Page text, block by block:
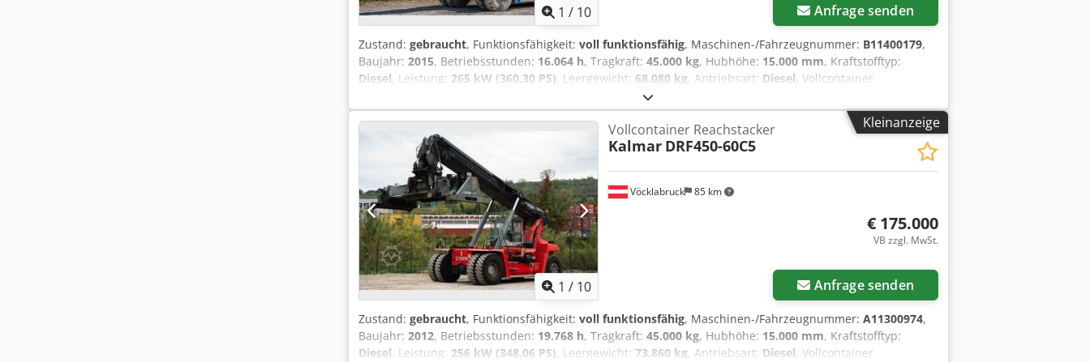
1 / 10 Anfrage senden
Zustand: gebraucht, Funktionsfähigkeit: voll funktionsfähig, Maschinen-/Fahrzeugnummer: B11400179,
Baujahr: 2015, Betriebsstunden: 16.064 h, Tragkraft: 45.000 kg, Hubhöhe: 15.000 mm, Kraftstofftyp:
Diesel, Leistung: 265 kW (360,30 PS), Leergewicht: 68.080 kg, Antriebsart: Diesel, Vollcontainer
Reachstacker Fahrgestellnummer: B11400179 Getriebe: ZF 5WG 261 Cjdjzkcz Ajpfx Af Dsrf Zustand:
Einsatzbereit und voll funktionsfähig Zustand Technisch: gut Bereifung vorne Typ: Luft Bereifung hinten
Kleinanzeige
1 / 10
Vöcklabruck 85 km
Vollcontainer Reachstacker
Kalmar DRF450-60C5
€ 175.000
VB zzgl. MwSt.
Anfrage senden
Zustand: gebraucht, Funktionsfähigkeit: voll funktionsfähig, Maschinen-/Fahrzeugnummer: A11300974,
Baujahr: 2012, Betriebsstunden: 19.768 h, Tragkraft: 45.000 kg, Hubhöhe: 15.000 mm, Kraftstofftyp:
Diesel, Leistung: 256 kW (348,06 PS), Leergewicht: 73.860 kg, Antriebsart: Diesel, Vollcontainer